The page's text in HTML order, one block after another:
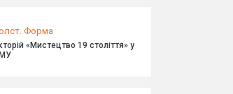
Форма
«Мистецтво 19 століття» у